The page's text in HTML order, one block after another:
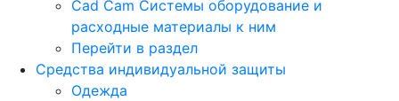
Cad Cam Системы оборудование и
расходные материалы к ним
Перейти в раздел
Средства индивидуальной защиты
Одежда